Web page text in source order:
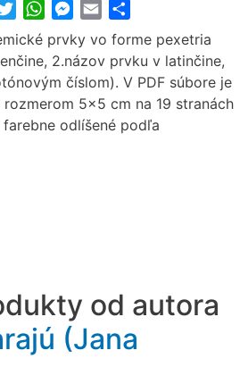
TwitterWhatsApp
Messenger
Email
prvky vo forme pexetria
2.názov prvku v latinčine,
číslom). V PDF súbore je
5x5 cm na 19 stranách
odlíšené podľa
od autora
(Jana